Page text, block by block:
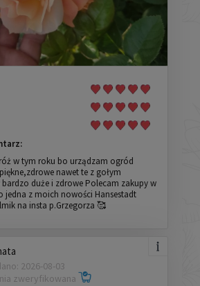
w tym roku bo urządzam ogród
nawet te z gołym
duże i zdrowe Polecam zakupy w
jedna z moich nowości Hansestadt
na insta p.Grzegorza 🥰
2026-08-03
zweryfikowana